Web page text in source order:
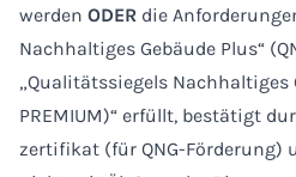
werden ODER die
Nachhaltiges Gebäude Plus“
„Qualitäts­siegels Nach­haltiges
PREMIUM)“ erfüllt, bestätigt
zertifikat (für QNG-Förderung)